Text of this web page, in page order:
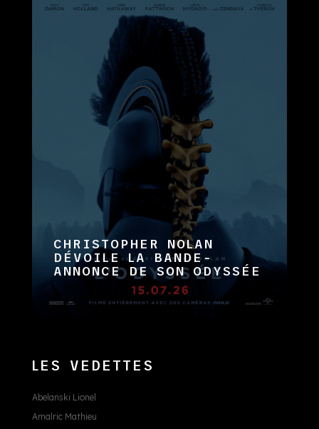
CHRISTOPHER NOLAN
DÉVOILE LA BANDE-
ANNONCE DE SON ODYSSÉE
LES VEDETTES
Abelanski Lionel
Amalric Mathieu